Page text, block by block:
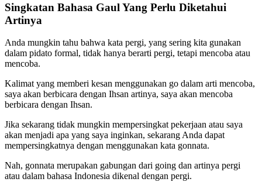
Singkatan Bahasa Gaul Yang Perlu Diketahui
Artinya
Anda mungkin tahu bahwa kata pergi, yang sering kita gunakan
dalam pidato formal, tidak hanya berarti pergi, tetapi mencoba atau
mencoba.
Kalimat yang memberi kesan menggunakan go dalam arti mencoba,
saya akan berbicara dengan Ihsan artinya, saya akan mencoba
berbicara dengan Ihsan.
Jika sekarang tidak mungkin mempersingkat pekerjaan atau saya
akan menjadi apa yang saya inginkan, sekarang Anda dapat
mempersingkatnya dengan menggunakan kata gonnata.
Nah, gonnata merupakan gabungan dari going dan artinya pergi
atau dalam bahasa Indonesia dikenal dengan pergi.